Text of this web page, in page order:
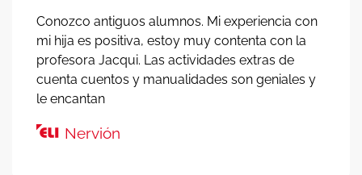
Conozco antiguos alumnos. Mi experiencia con
mi hija es positiva, estoy muy contenta con la
profesora Jacqui. Las actividades extras de
cuenta cuentos y manualidades son geniales y
le encantan
Nervión